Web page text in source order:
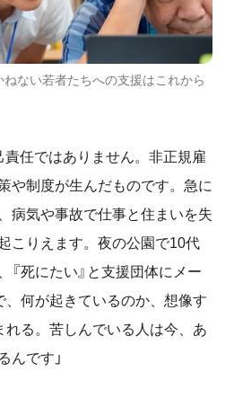
ない若者たちへの支援はこれから
任ではありません。非正規雇
や制度が生んだものです。急に
病気や事故で仕事と住まいを失
こりえます。夜の公園で10代
『死にたい』と支援団体にメー
、何が起きているのか、想像す
れる。苦しんでいる人は今、あ
んです」